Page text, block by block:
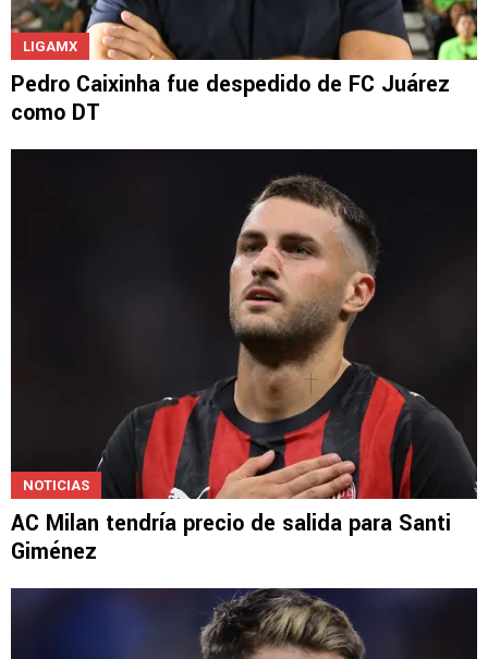
Pedro Caixinha fue despedido de FC Juárez
AC Milan tendría precio de salida para Santi